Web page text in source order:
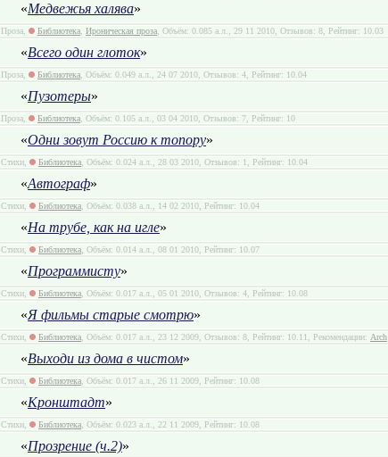
«Медвежья халява»
Проза, Библиотека, Ироническая проза, Объём: 0.085 а.л., 29 11 2010, Отзывов: 8, Рейтинг: 10.03
«Всего один глоток»
Проза, Библиотека, Объём: 0.049 а.л., 24 07 2010, Отзывов: 4, Рейтинг: 10.04
«Пузотеры»
Проза, Библиотека, Объём: 0.105 а.л., 03 04 2010, Отзывов: 7, Рейтинг: 10
«Одни зовут Россию к топору»
Стихи, Библиотека, Объём: 0.024 а.л., 28 03 2010, Отзывов: 1, Рейтинг: 10.04
«Автограф»
Стихи, Библиотека, Объём: 0.038 а.л., 14 02 2010, Рейтинг: 10.04
«На трубе, как на игле»
Стихи, Библиотека, Объём: 0.014 а.л., 08 01 2010, Рейтинг: 10.07
«Программисту»
Стихи, Библиотека, Объём: 0.017 а.л., 05 01 2010, Отзывов: 4, Рейтинг: 10.08
«Я фильмы старые смотрю»
Стихи, Библиотека, Объём: 0.017 а.л., 23 12 2009, Отзывов: 8, Рейтинг: 10.11, Рекомендации: Arch
«Выходи из дома в чистом»
Стихи, Библиотека, Объём: 0.017 а.л., 26 11 2009, Рейтинг: 10.08
«Кронштадт»
Стихи, Библиотека, Объём: 0.023 а.л., 22 11 2009, Рейтинг: 10.08
«Прозрение (ч.2)»